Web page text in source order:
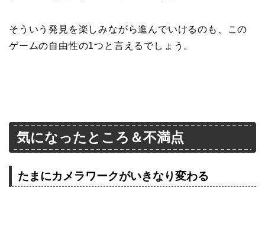
そういう発見を楽しみながら進んでいけるのも、この
ゲームの自由性の1つと言えるでしょう。
気になったところ＆不満点
たまにカメラワークがいきなり変わる